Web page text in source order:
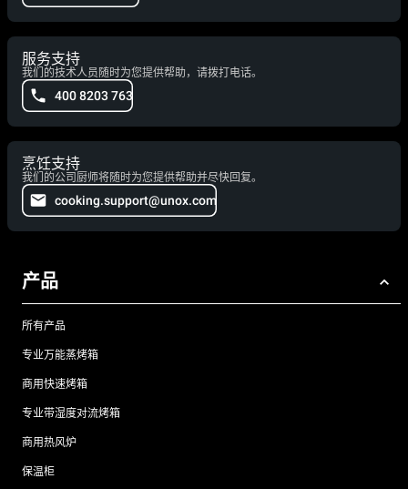
服务支持
我们的技术人员随时为您提供帮助，请拨打电话。
400 8203 763
烹饪支持
我们的公司厨师将随时为您提供帮助并尽快回复。
cooking.support@unox.com
产品
所有产品
专业万能蒸烤箱
商用快速烤箱
专业带湿度对流烤箱
商用热风炉
保温柜